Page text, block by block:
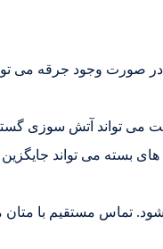
در صورت وجود جرقه می
تواند آتش سوزی
بسته می تواند
تماس مستقیم با متان